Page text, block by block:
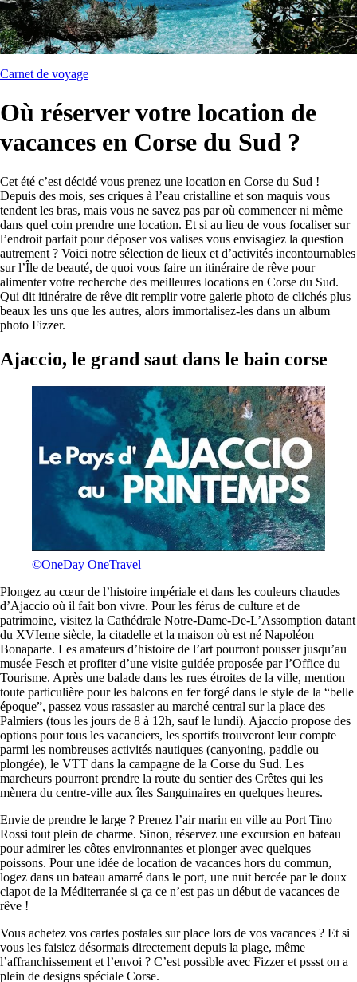
Carnet de voyage
Où réserver votre location de
vacances en Corse du Sud ?
Cet été c’est décidé vous prenez une location en Corse du Sud !
Depuis des mois, ses criques à l’eau cristalline et son maquis vous
tendent les bras, mais vous ne savez pas par où commencer ni même
dans quel coin prendre une location. Et si au lieu de vous focaliser sur
l’endroit parfait pour déposer vos valises vous envisagiez la question
autrement ? Voici notre sélection de lieux et d’activités incontournables
sur l’Île de beauté, de quoi vous faire un itinéraire de rêve pour
alimenter votre recherche des meilleures locations en Corse du Sud.
Qui dit itinéraire de rêve dit remplir votre galerie photo de clichés plus
beaux les uns que les autres, alors immortalisez-les dans un album
photo Fizzer.
Ajaccio, le grand saut dans le bain corse
©OneDay OneTravel
Plongez au cœur de l’histoire impériale et dans les couleurs chaudes
d’Ajaccio où il fait bon vivre. Pour les férus de culture et de
patrimoine, visitez la Cathédrale Notre-Dame-De-L’Assomption datant
du XVIeme siècle, la citadelle et la maison où est né Napoléon
Bonaparte. Les amateurs d’histoire de l’art pourront pousser jusqu’au
musée Fesch et profiter d’une visite guidée proposée par l’Office du
Tourisme. Après une balade dans les rues étroites de la ville, mention
toute particulière pour les balcons en fer forgé dans le style de la “belle
époque”, passez vous rassasier au marché central sur la place des
Palmiers (tous les jours de 8 à 12h, sauf le lundi). Ajaccio propose des
options pour tous les vacanciers, les sportifs trouveront leur compte
parmi les nombreuses activités nautiques (canyoning, paddle ou
plongée), le VTT dans la campagne de la Corse du Sud. Les
marcheurs pourront prendre la route du sentier des Crêtes qui les
mènera du centre-ville aux îles Sanguinaires en quelques heures.
Envie de prendre le large ? Prenez l’air marin en ville au Port Tino
Rossi tout plein de charme. Sinon, réservez une excursion en bateau
pour admirer les côtes environnantes et plonger avec quelques
poissons. Pour une idée de location de vacances hors du commun,
logez dans un bateau amarré dans le port, une nuit bercée par le doux
clapot de la Méditerranée si ça ce n’est pas un début de vacances de
rêve !
Vous achetez vos cartes postales sur place lors de vos vacances ? Et si
vous les faisiez désormais directement depuis la plage, même
l’affranchissement et l’envoi ? C’est possible avec Fizzer et pssst on a
plein de designs spéciale Corse.